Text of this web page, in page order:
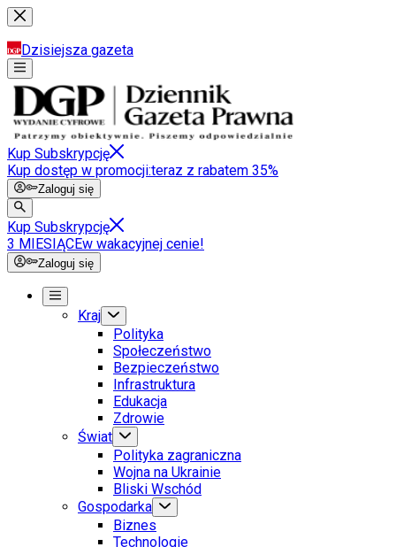
Dzisiejsza gazeta
Kup Subskrypcję
Kup dostęp w promocji:teraz z rabatem 35%
Zaloguj się
Kup Subskrypcję
3 MIESIĄCEw wakacyjnej cenie!
Zaloguj się
Kraj
Polityka
Społeczeństwo
Bezpieczeństwo
Infrastruktura
Edukacja
Zdrowie
Świat
Polityka zagraniczna
Wojna na Ukrainie
Bliski Wschód
Gospodarka
Biznes
Technologie